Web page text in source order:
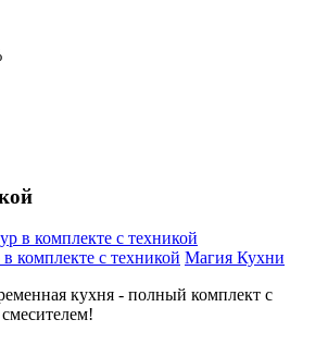
комплекте с техникой Магия Кухни
кухня - полный комплект с